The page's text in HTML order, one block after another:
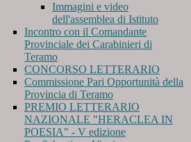
Immagini e video
dell'assemblea di Istituto
Incontro con il Comandante
Provinciale dei Carabinieri di
Teramo
CONCORSO LETTERARIO
Commissione Pari Opportunità della
Provincia di Teramo
PREMIO LETTERARIO
NAZIONALE "HERACLEA IN
POESIA" - V edizione